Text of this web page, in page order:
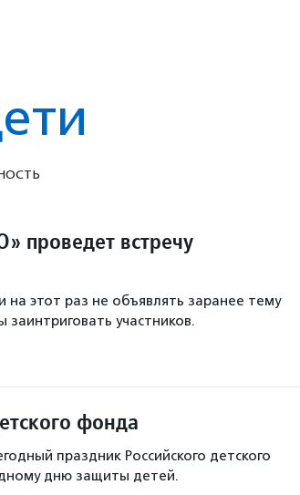
проведет встречу
этот раз не объявлять заранее тему
участников.
фонда
праздник Российского детского
дню защиты детей.